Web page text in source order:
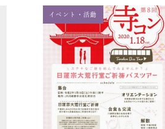
イベント・活動